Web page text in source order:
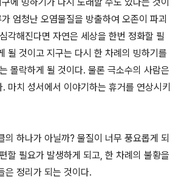
엄청난 오염물질을 방출하여 오존이 파괴
각해진다면 자연은 세상을 한번 정화할 필
될 것이고 지구는 다시 한 차례의 빙하기를
몰락하게 될 것이다. 물론 극소수의 사람은
마치 성서에서 이야기하는 휴거를 연상시키
의 하나가 아닐까? 물질이 너무 풍요롭게 되
할 필요가 발생하게 되고, 한 차례의 불황을
은 정리가 되는 것이다.